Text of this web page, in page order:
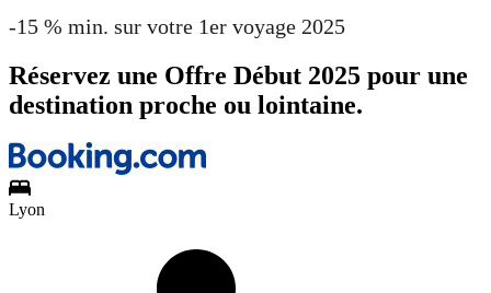
-15 % min. sur votre 1er voyage 2025
Réservez une Offre Début 2025 pour une
destination proche ou lointaine.
Lyon